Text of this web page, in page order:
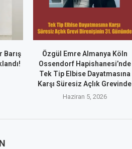
Barış
Özgül Emre Almanya Köln
Ossendorf Hapishanesi’nde
Tek Tip Elbise Dayatmasına
Karşı Süresiz Açlık Grevinde
Haziran 5, 2026